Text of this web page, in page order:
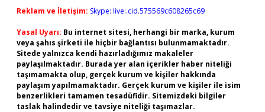
Reklam ve İletişim: Skype: live:.cid.575569c608265c69
Yasal Uyarı: Bu internet sitesi, herhangi bir marka, kurum
veya şahıs şirketi ile hiçbir bağlantısı bulunmamaktadır.
Sitede yalnızca kendi hazırladığımız makaleler
paylaşılmaktadır. Burada yer alan içerikler haber niteliği
taşımamakta olup, gerçek kurum ve kişiler hakkında
paylaşım yapılmamaktadır. Gerçek kurum ve kişiler ile isim
benzerlikleri tamamen tesadüfidir. Sitemizdeki bilgiler
taslak halindedir ve tavsiye niteliği taşımazlar.